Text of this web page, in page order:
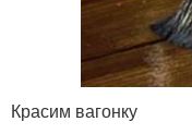
Красим вагонку